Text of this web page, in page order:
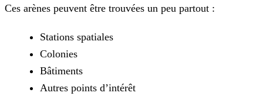
Ces arènes peuvent être trouvées un peu partout :
Stations spatiales
Colonies
Bâtiments
Autres points d’intérêt